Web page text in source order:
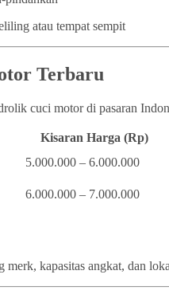
atau tempat sempit
Terbaru
cuci motor di pasaran
Kisaran Harga (Rp)
5.000.000 – 6.000.000
6.000.000 – 7.000.000
merk, kapasitas angkat, dan